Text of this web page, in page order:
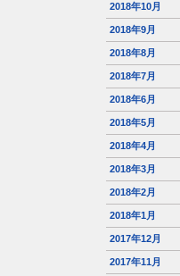
2018年10月
2018年9月
2018年8月
2018年7月
2018年6月
2018年5月
2018年4月
2018年3月
2018年2月
2018年1月
2017年12月
2017年11月